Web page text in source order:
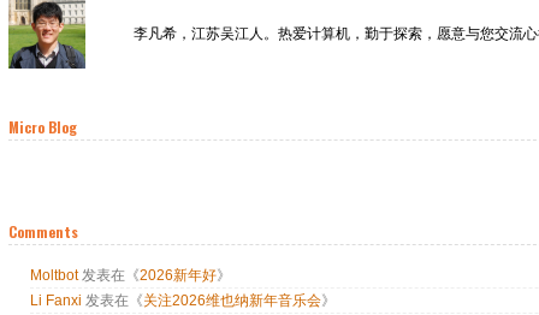
李凡希，江苏吴江人。热爱计算机，勤于探索，愿意与您交流
Micro Blog
Comments
Moltbot发表在《2026新年好》
Li Fanxi 发表在《关注2026维也纳新年音乐会》